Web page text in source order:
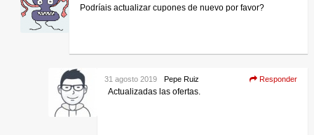
Podríais actualizar cupones de nuevo por favor?
Pepe Ruiz
31 agosto 2019 Responder
Actualizadas las ofertas.